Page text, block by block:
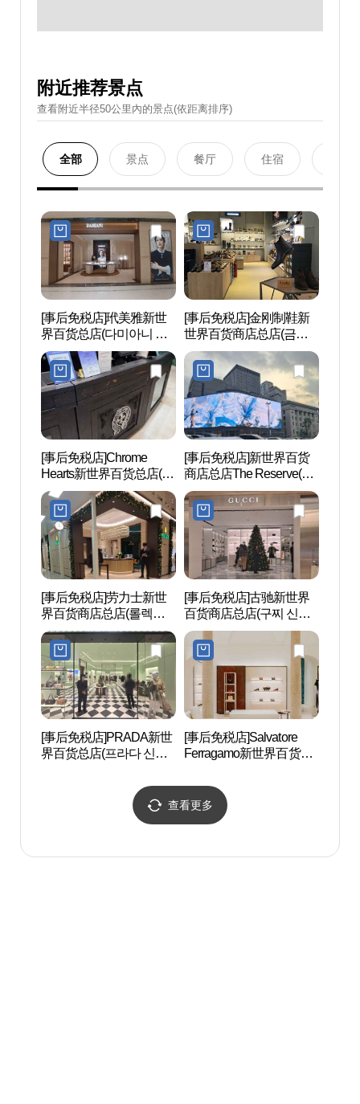
附近推荐景点
查看附近半径50公里內的景点(依距离排序)
全部 景点 餐厅 住宿
[事后免税店]玳美雅新世
界百货总店(다미아니 신
세계백화점 본점)
[事后免税店]金刚制鞋新
世界百货商店总店(금강
제화 신세계백화점 본점)
[事后免税店]Chrome
Hearts新世界百货总店(크
롬하츠 신세계백화점 본
점)
[事后免税店]新世界百货
商店总店The Reserve(신
세계백화점 본점 더 리저
브)
[事后免税店]劳力士新世
界百货商店总店(롤렉스
신세계백화점 본점)
[事后免税店]古驰新世界
百货商店总店(구찌 신세
계백화점 본점)
[事后免税店]PRADA新世
界百货总店(프라다 신세
[事后免税店]Salvatore
Ferragamo新世界百货商
모 신세계백화점 본점)
查看更多